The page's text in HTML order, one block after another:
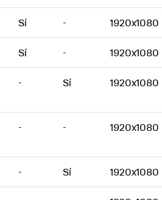
Sí - 1920x1080
Sí - 1920x1080
- Sí 1920x1080
- - 1920x1080
- Sí 1920x1080